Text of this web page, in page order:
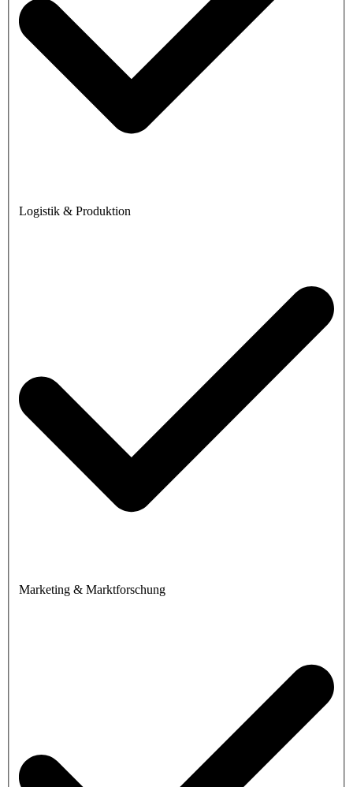
Logistik & Produktion
Marketing & Marktforschung